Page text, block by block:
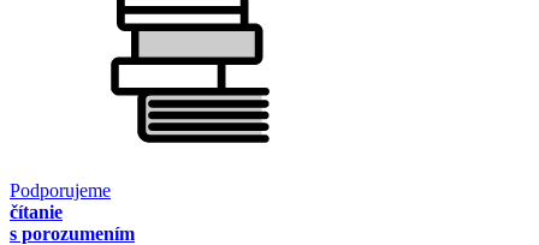
Podporujeme
čítanie
s porozumením